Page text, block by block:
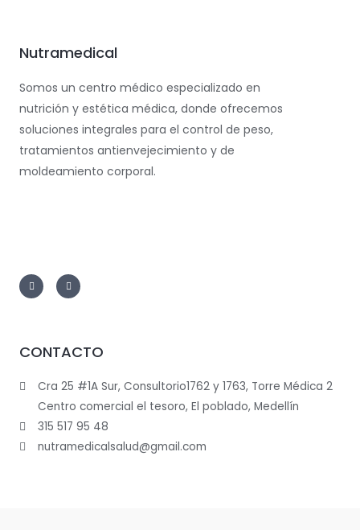
Nutramedical
Somos un centro médico especializado en
nutrición y estética médica, donde ofrecemos
soluciones integrales para el control de peso,
tratamientos antienvejecimiento y de
moldeamiento corporal.
CONTACTO
Cra 25 #1A Sur, Consultorio1762 y 1763, Torre Médica 2
Centro comercial el tesoro, El poblado, Medellín
315 517 95 48
nutramedicalsalud@gmail.com